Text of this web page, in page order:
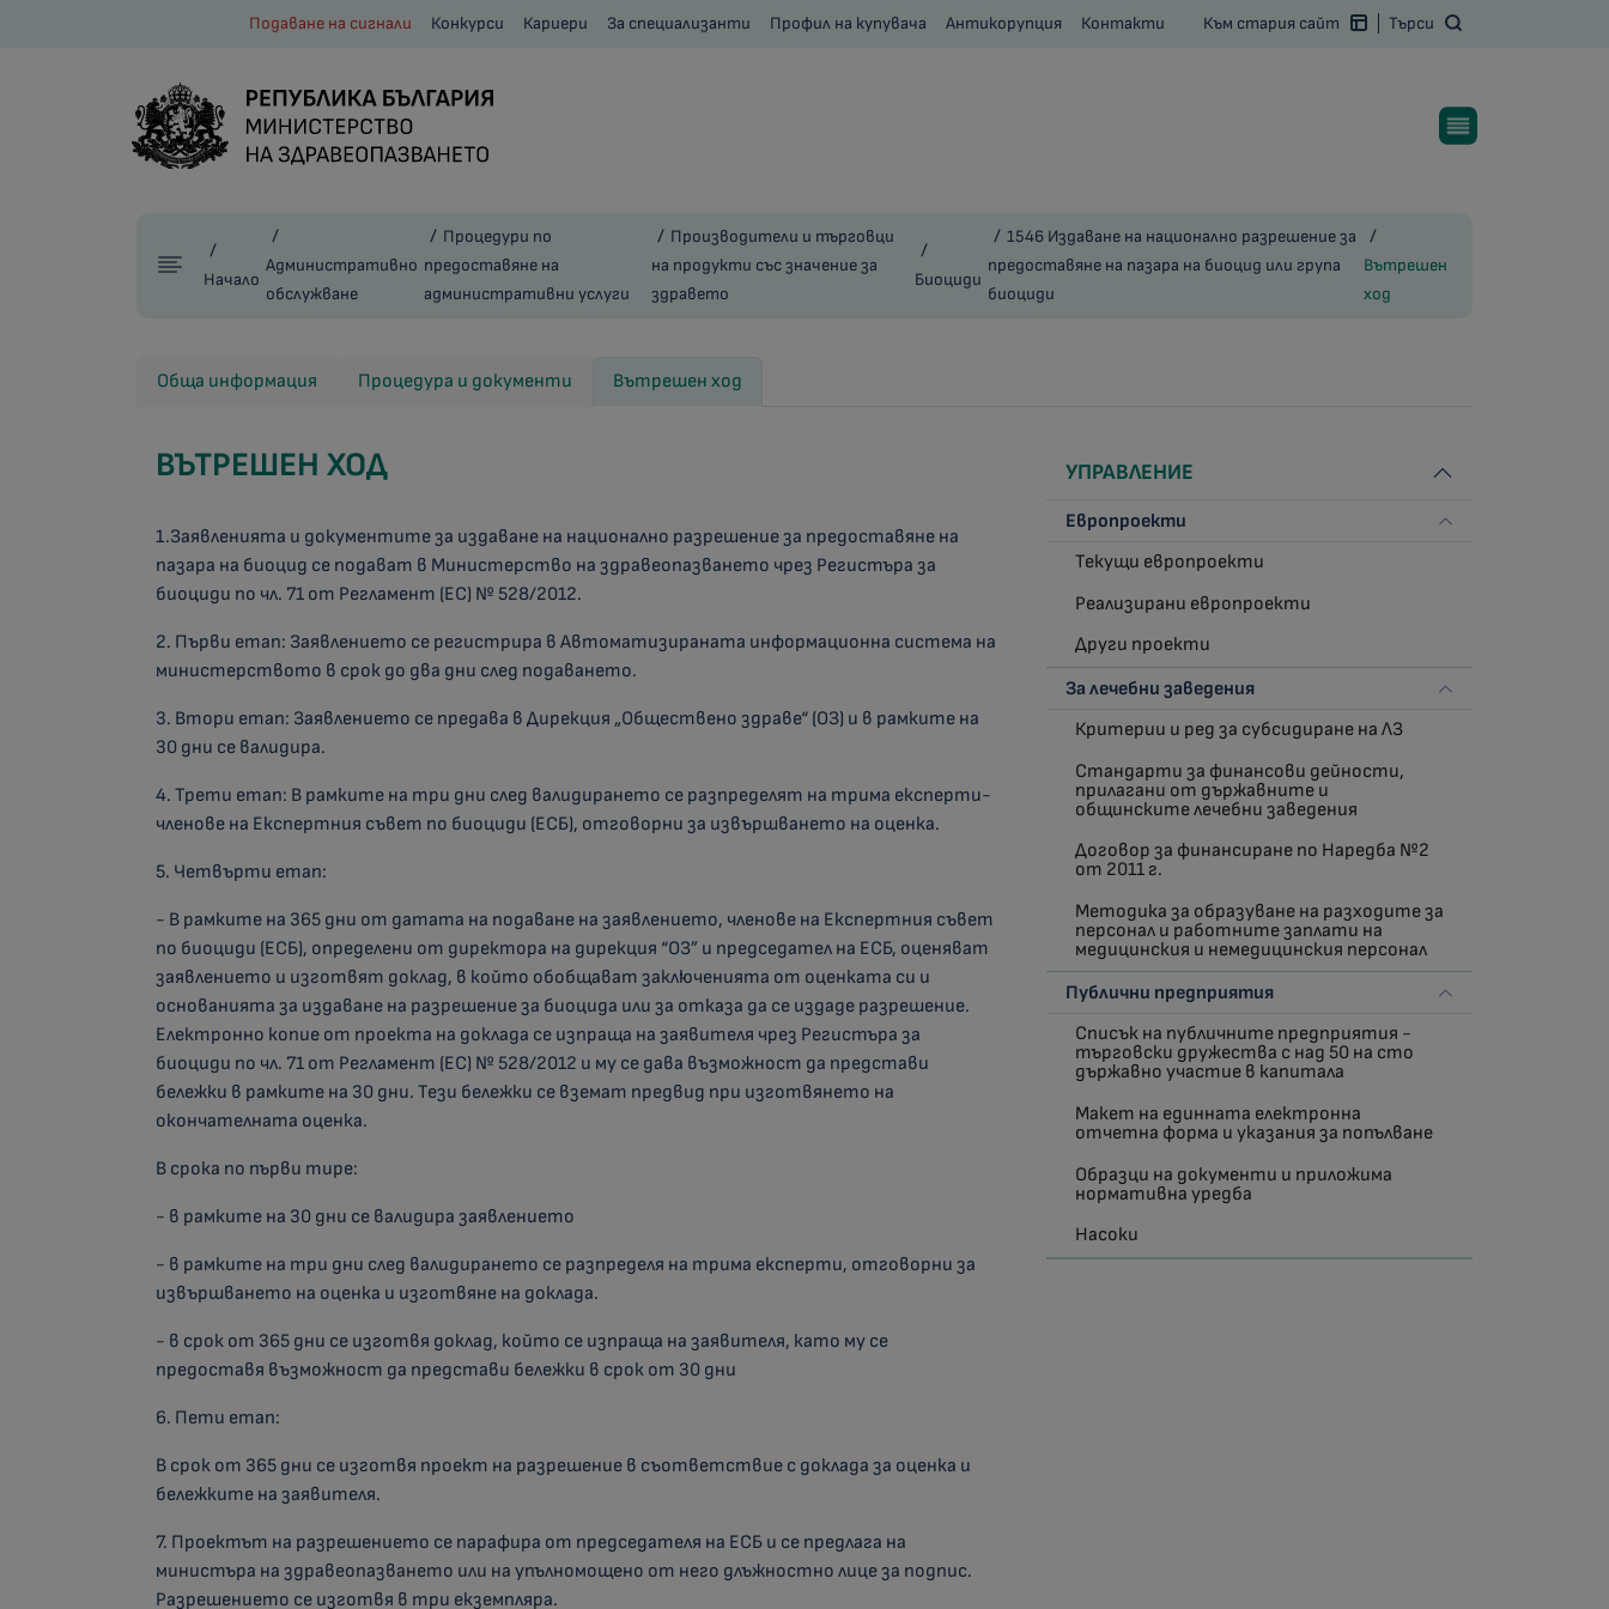
Подаване на сигнали Конкурси Кариери За специализанти Профил на купувача Антикорупция Контакти Към стария сайт Търси
Начало
Административно
обслужване
Процедури по
предоставяне на
административни услуги
Производители и търговци
на продукти със значение за
здравето
Биоциди
1546 Издаване на национално разрешение за
предоставяне на пазара на биоцид или група
биоциди
Вътрешен
ход
Обща информация Процедура и документи Вътрешен ход
ВЪТРЕШЕН ХОД
1.Заявленията и документите за издаване на национално разрешение за предоставяне на
пазара на биоцид се подават в Министерство на здравеопазването чрез Регистъра за
биоциди по чл. 71 от Регламент (ЕС) № 528/2012.
2. Първи етап: Заявлението се регистрира в Автоматизираната информационна система на
министерството в срок до два дни след подаването.
3. Втори етап: Заявлението се предава в Дирекция „Обществено здраве“ (ОЗ) и в рамките на
30 дни се валидира.
4. Трети етап: В рамките на три дни след валидирането се разпределят на трима експерти-
членове на Експертния съвет по биоциди (ЕСБ), отговорни за извършването на оценка.
5. Четвърти етап:
- В рамките на 365 дни от датата на подаване на заявлението, членове на Експертния съвет
по биоциди (ЕСБ), определени от директора на дирекция “ОЗ” и председател на ЕСБ, оценяват
заявлението и изготвят доклад, в който обобщават заключенията от оценката си и
основанията за издаване на разрешение за биоцида или за отказа да се издаде разрешение.
Електронно копие от проекта на доклада се изпраща на заявителя чрез Регистъра за
биоциди по чл. 71 от Регламент (ЕС) № 528/2012 и му се дава възможност да представи
бележки в рамките на 30 дни. Тези бележки се вземат предвид при изготвянето на
окончателната оценка.
В срока по първи тире:
- в рамките на 30 дни се валидира заявлението
- в рамките на три дни след валидирането се разпределя на трима експерти, отговорни за
извършването на оценка и изготвяне на доклада.
- в срок от 365 дни се изготвя доклад, който се изпраща на заявителя, като му се
предоставя възможност да представи бележки в срок от 30 дни
6. Пети етап:
В срок от 365 дни се изготвя проект на разрешение в съответствие с доклада за оценка и
бележките на заявителя.
7. Проектът на разрешението се парафира от председателя на ЕСБ и се предлага на
министъра на здравеопазването или на упълномощено от него длъжностно лице за подпис.
Разрешението се изготвя в три екземпляра.
УПРАВЛЕНИЕ
Европроекти
Текущи европроекти
Реализирани европроекти
Други проекти
За лечебни заведения
Критерии и ред за субсидиране на ЛЗ
Стандарти за финансови дейности,
прилагани от държавните и
общинските лечебни заведения
Договор за финансиране по Наредба №2
от 2011 г.
Методика за образуване на разходите за
персонал и работните заплати на
медицинския и немедицинския персонал
Публични предприятия
Списък на публичните предприятия -
търговски дружества с над 50 на сто
държавно участие в капитала
Макет на единната електронна
отчетна форма и указания за попълване
Образци на документи и приложима
нормативна уредба
Насоки